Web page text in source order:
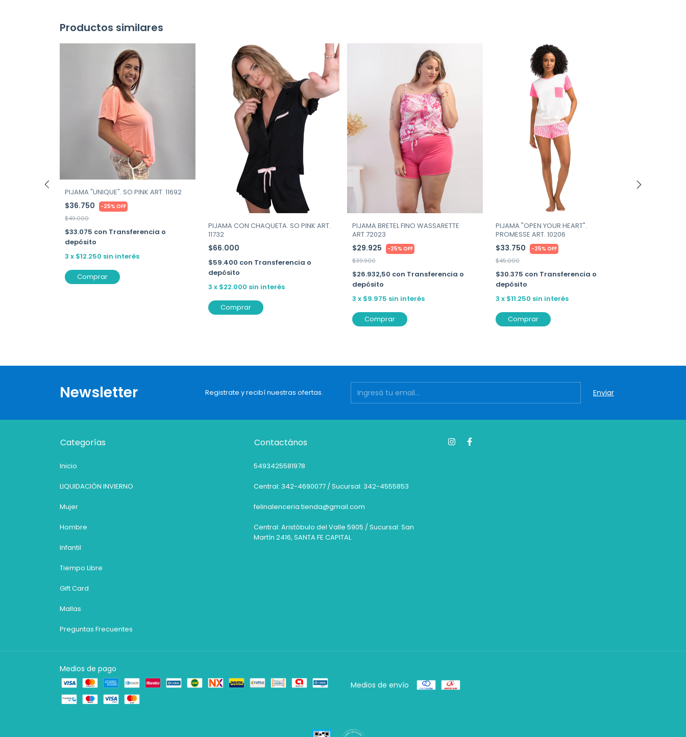
Productos similares
PIJAMA "UNIQUE". SO PINK ART. 11692
$36.750 -25% OFF
$49.000
$33.075 con Transferencia o
depósito
3 x $12.250 sin interés
Comprar
PIJAMA CON CHAQUETA. SO PINK ART.
11732
$66.000
$59.400 con Transferencia o
depósito
3 x $22.000 sin interés
Comprar
PIJAMA BRETEL FINO WASSARETTE
ART.72023
$29.925 -25% OFF
$39.900
$26.932,50 con Transferencia o
depósito
3 x $9.975 sin interés
Comprar
PIJAMA "OPEN YOUR HEART".
PROMESSE ART. 10206
$33.750 -25% OFF
$45.000
$30.375 con Transferencia o
depósito
3 x $11.250 sin interés
Comprar
Newsletter Registrate y recibí nuestras ofertas.
Categorías
Inicio
LIQUIDACIÓN INVIERNO
Mujer
Hombre
Infantil
Tiempo Libre
Gift Card
Mallas
Preguntas Frecuentes
Contactános
5493425581978
Central: 342-4690077 / Sucursal: 342-4555853
felinalenceria.tienda@gmail.com
Central: Aristóbulo del Valle 5905 / Sucursal: San
Martín 2416, SANTA FE CAPITAL
Medios de pago
Medios de envío